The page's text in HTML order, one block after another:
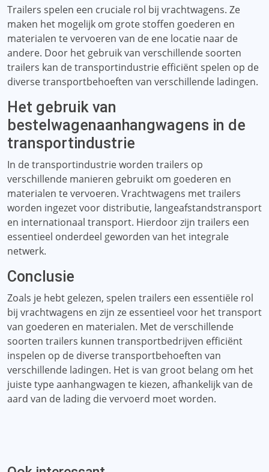
Trailers spelen een cruciale rol bij vrachtwagens. Ze
maken het mogelijk om grote stoffen goederen en
materialen te vervoeren van de ene locatie naar de
andere. Door het gebruik van verschillende soorten
trailers kan de transportindustrie efficiënt spelen op de
diverse transportbehoeften van verschillende ladingen.
Het gebruik van
bestelwagenaanhangwagens in de
transportindustrie
In de transportindustrie worden trailers op
verschillende manieren gebruikt om goederen en
materialen te vervoeren. Vrachtwagens met trailers
worden ingezet voor distributie, langeafstandstransport
en internationaal transport. Hierdoor zijn trailers een
essentieel onderdeel geworden van het integrale
netwerk.
Conclusie
Zoals je hebt gelezen, spelen trailers een essentiële rol
bij vrachtwagens en zijn ze essentieel voor het transport
van goederen en materialen. Met de verschillende
soorten trailers kunnen transportbedrijven efficiënt
inspelen op de diverse transportbehoeften van
verschillende ladingen. Het is van groot belang om het
juiste type aanhangwagen te kiezen, afhankelijk van de
aard van de lading die vervoerd moet worden.